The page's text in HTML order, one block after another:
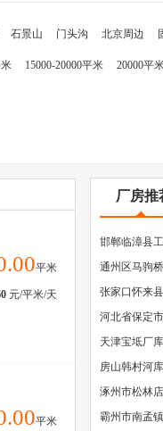
石景山 门头沟 北京周边
15000-20000平米 20000平
平米
元/平米/天
平米
厂房推
邯郸临漳县
通州区马驹
张家口怀来
河北省保定
天津宝坻厂
房山韩村河
涿州市松林
霸州市南孟